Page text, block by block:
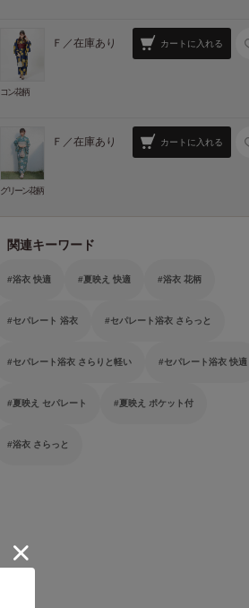
コン花柄
Ｆ／在庫あり カートに入れる
グリーン花柄
Ｆ／在庫あり カートに入れる
関連キーワード
浴衣 快適 夏映え 快適 浴衣 花柄
セパレート 浴衣 セパレート浴衣 さらっと
セパレート浴衣 さらりと軽い セパレート浴衣 快適
夏映え セパレート 夏映え ポケット付
浴衣 さらっと